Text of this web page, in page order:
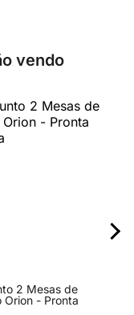
vendo
2 Mesas de
Orion - Pronta